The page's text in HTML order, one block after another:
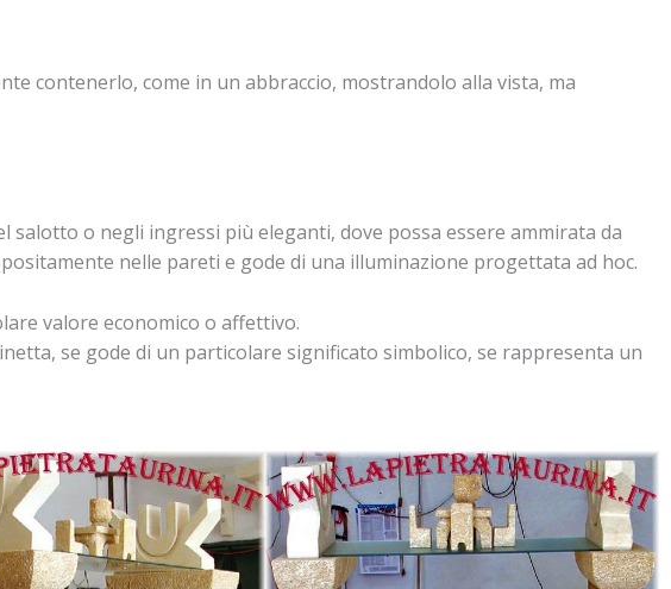
contenerlo, come in un abbraccio, mostrandolo alla vista, ma
salotto o negli ingressi più eleganti, dove possa essere ammirata da
nelle pareti e gode di una illuminazione progettata ad hoc.
valore economico o affettivo.
se gode di un particolare significato simbolico, se rappresenta un